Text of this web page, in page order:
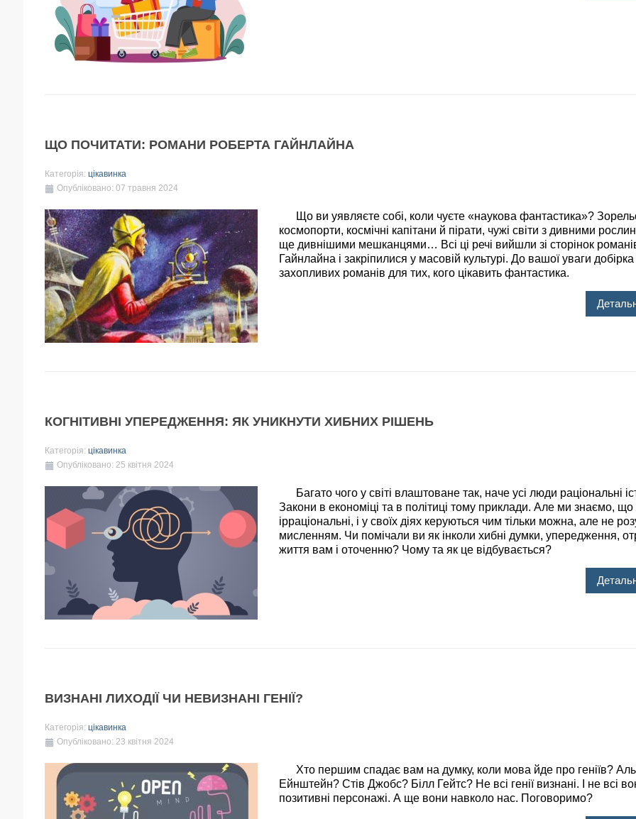
ЩО ПОЧИТАТИ: РОМАНИ РОБЕРТА ГАЙНЛАЙНА
Категорія: цікавинка
Опубліковано: 07 травня 2024
Що ви уявляєте собі, коли чуєте «наукова фантастика»?
космопорти, космічні капітани й пірати, чужі світи з дивними
ще дивнішими мешканцями… Всі ці речі вийшли зі сторінок
Гайнлайна і закріпилися у масовій культурі. До вашої уваги добірка
захопливих романів для тих, кого цікавить фантастика.
КОГНІТИВНІ УПЕРЕДЖЕННЯ: ЯК УНИКНУТИ ХИБНИХ РІШЕНЬ
Категорія: цікавинка
Опубліковано: 25 квітня 2024
Багато чого у світі влаштоване так, наче усі люди раціональні
Закони в економіці та в політиці тому приклади. Але ми знаємо,
ірраціональні, і у своїх діях керуються чим тільки можна, але не
мисленням. Чи помічали ви як інколи хибні думки, упередження,
життя вам і оточенню? Чому та як це відбувається?
ВИЗНАНІ ЛИХОДІЇ ЧИ НЕВИЗНАНІ ГЕНІЇ?
Категорія: цікавинка
Опубліковано: 23 квітня 2024
Хто першим спадає вам на думку, коли мова йде про геніїв?
Ейнштейн? Стів Джобс? Білл Гейтс? Не всі генії визнані. І не всі
позитивні персонажі. А ще вони навколо нас. Поговоримо?